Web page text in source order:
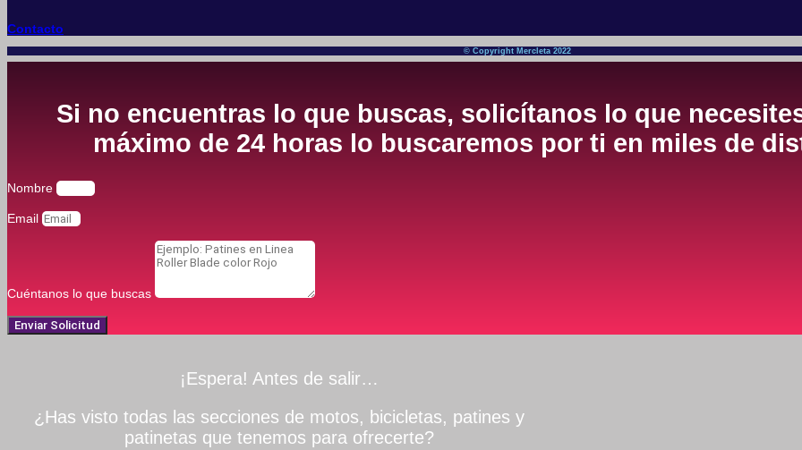
Contacto
© Copyright Mercleta 2022
Si no encuentras lo que buscas, solicítanos lo que
máximo de 24 horas lo buscaremos por ti en miles de
Nombre
Email
Cuéntanos lo que buscas
Enviar Solicitud
¡Espera! Antes de salir…
¿Has visto todas las secciones de motos, bicicletas, patines y
patinetas que tenemos para ofrecerte?